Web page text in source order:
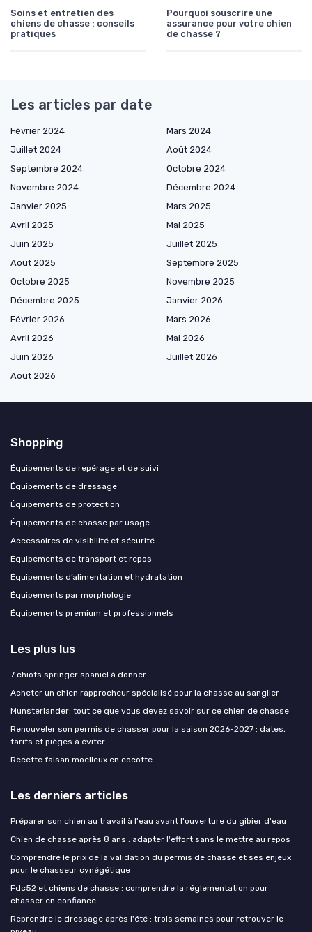
Soins et entretien des
chiens de chasse : conseils
pratiques
Pourquoi souscrire une
assurance pour votre chien
de chasse ?
Les articles par date
Février 2024
Mars 2024
Juillet 2024
Août 2024
Septembre 2024
Octobre 2024
Novembre 2024
Décembre 2024
Janvier 2025
Mars 2025
Avril 2025
Mai 2025
Juin 2025
Juillet 2025
Août 2025
Septembre 2025
Octobre 2025
Novembre 2025
Décembre 2025
Janvier 2026
Février 2026
Mars 2026
Avril 2026
Mai 2026
Juin 2026
Juillet 2026
Août 2026
Shopping
Équipements de repérage et de suivi
Équipements de dressage
Équipements de protection
Équipements de chasse par usage
Accessoires de visibilité et sécurité
Équipements de transport et repos
Équipements d’alimentation et hydratation
Équipements par morphologie
Équipements premium et professionnels
Les plus lus
7 chiots springer spaniel à donner
Acheter un chien rapprocheur spécialisé pour la chasse au sanglier
Munsterlander: tout ce que vous devez savoir sur ce chien de chasse
Renouveler son permis de chasser pour la saison 2026-2027 : dates,
tarifs et pièges à éviter
Recette faisan moelleux en cocotte
Les derniers articles
Préparer son chien au travail à l'eau avant l'ouverture du gibier d'eau
Chien de chasse après 8 ans : adapter l'effort sans le mettre au repos
Comprendre le prix de la validation du permis de chasse et ses enjeux
pour le chasseur cynégétique
Fdc52 et chiens de chasse : comprendre la réglementation pour
chasser en confiance
Reprendre le dressage après l'été : trois semaines pour retrouver le